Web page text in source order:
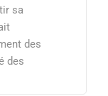
sa
des
des